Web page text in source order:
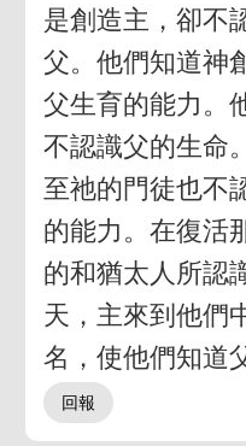
是創造主，卻不
父。他們知道神
父生育的能力。
不認識父的生命
至祂的門徒也不
的能力。在復活
的和猶太人所認
天，主來到他們
名，使他們知道